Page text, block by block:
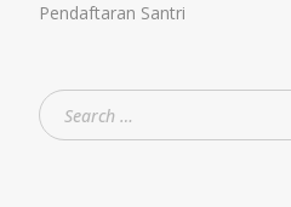
Pendaftaran Santri